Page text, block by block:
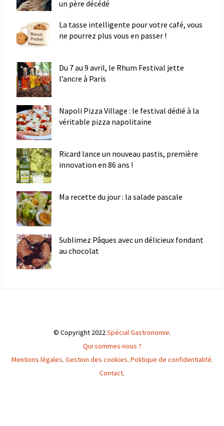
un père décédé
La tasse intelligente pour votre café, vous
ne pourrez plus vous en passer !
Du 7 au 9 avril, le Rhum Festival jette
l’ancre à Paris
Napoli Pizza Village : le festival dédié à la
véritable pizza napolitaine
Ricard lance un nouveau pastis, première
innovation en 86 ans !
Ma recette du jour : la salade pascale
Sublimez Pâques avec un délicieux fondant
au chocolat
© Copyright 2022Spécial Gastronomie.
Qui sommes-nous ?
Mentions légales. Gestion des cookies. Politique de confidentialité.
Contact.